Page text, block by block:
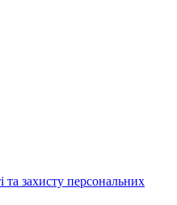
та захисту персональних